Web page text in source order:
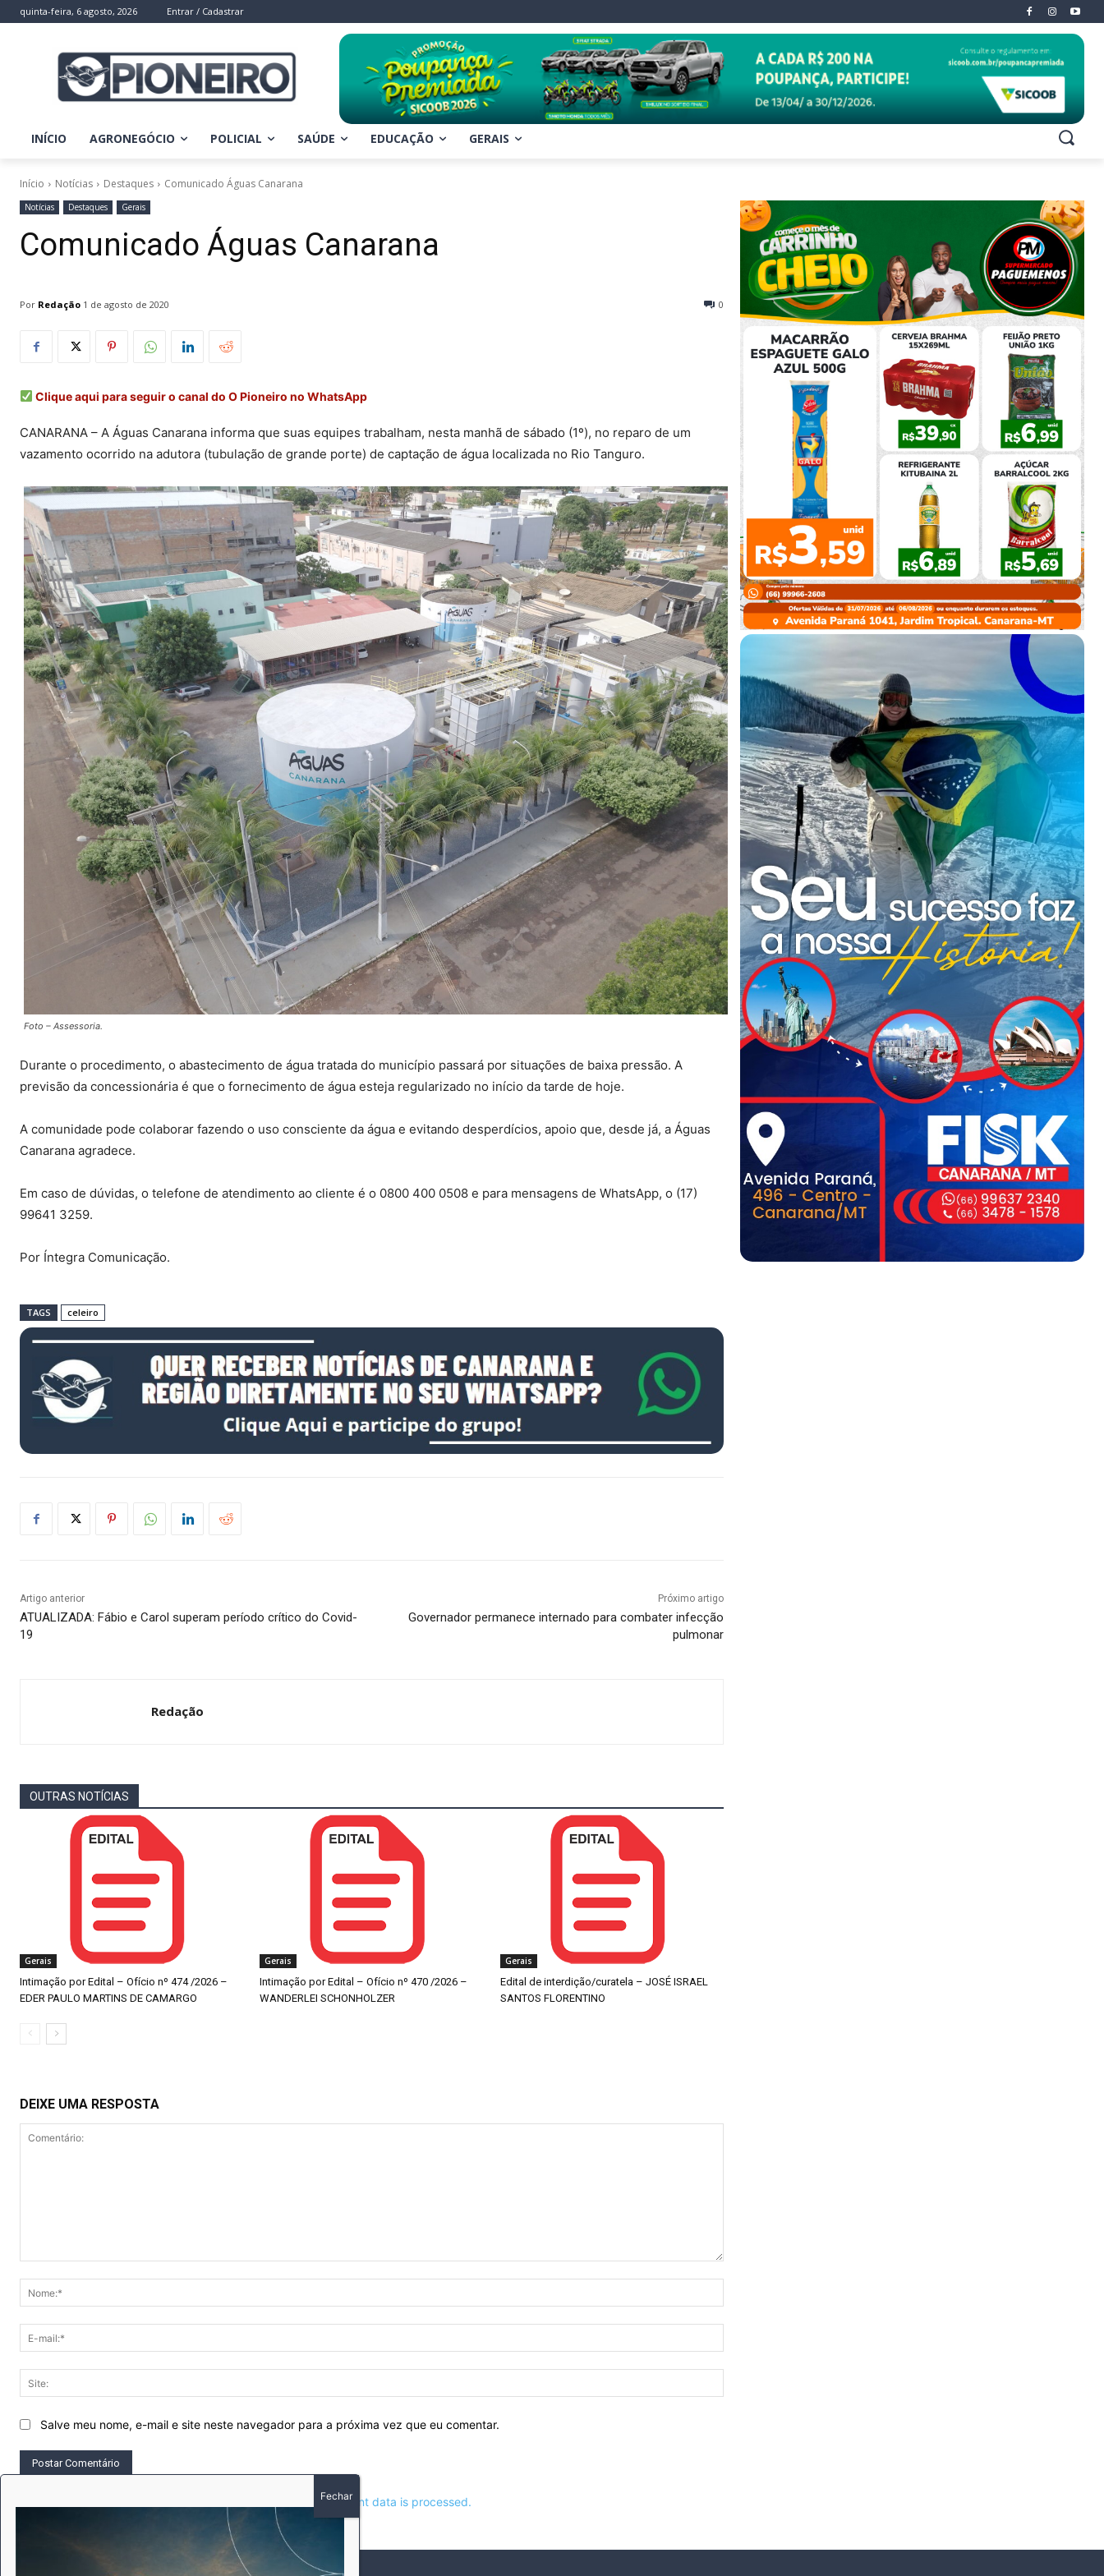
quinta-feira, 6 agosto, 2026 Entrar / Cadastrar
INÍCIO AGRONEGÓCIO POLICIAL SAÚDE EDUCAÇÃO GERAIS
Início Notícias Destaques Comunicado Águas Canarana
Notícias Destaques Gerais
Comunicado Águas Canarana
Por Redação 0
1 de agosto de 2020
Clique aqui para seguir o canal do O Pioneiro no WhatsApp
CANARANA – A Águas Canarana informa que suas equipes trabalham, nesta manhã de sábado (1º), no reparo de um
vazamento ocorrido na adutora (tubulação de grande porte) de captação de água localizada no Rio Tanguro.
Foto – Assessoria.
Durante o procedimento, o abastecimento de água tratada do município passará por situações de baixa pressão. A
previsão da concessionária é que o fornecimento de água esteja regularizado no início da tarde de hoje.
A comunidade pode colaborar fazendo o uso consciente da água e evitando desperdícios, apoio que, desde já, a Águas
Canarana agradece.
Em caso de dúvidas, o telefone de atendimento ao cliente é o 0800 400 0508 e para mensagens de WhatsApp, o (17)
99641 3259.
Por Íntegra Comunicação.
TAGS celeiro
Artigo anterior
ATUALIZADA: Fábio e Carol superam período crítico do Covid-
19
Próximo artigo
Governador permanece internado para combater infecção
pulmonar
Redação
OUTRAS NOTÍCIAS
Gerais
Intimação por Edital – Ofício nº 474 /2026 –
EDER PAULO MARTINS DE CAMARGO
Gerais
Intimação por Edital – Ofício nº 470 /2026 –
WANDERLEI SCHONHOLZER
Gerais
Edital de interdição/curatela – JOSÉ ISRAEL
SANTOS FLORENTINO
DEIXE UMA RESPOSTA
mail:*
Salve meu nome, e-mail e site neste navegador para a próxima vez que eu comentar.
Learn how your comment data is processed.